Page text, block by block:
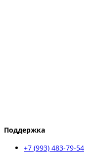
Поддержка
+7 (993) 483-79-54